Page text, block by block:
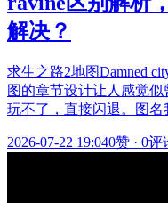
解决？
求生之路2地图Damned
图的章节设计让人感觉
玩不了，直接闪退。图
2026-07-22 19:040赞 · 0评